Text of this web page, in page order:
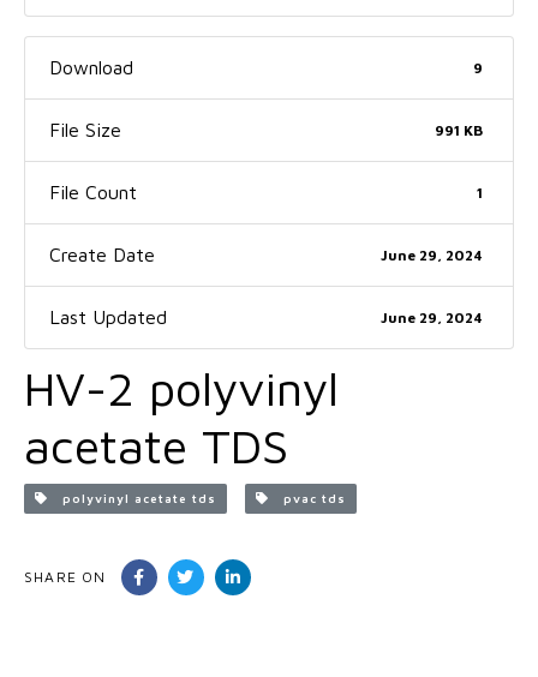
Download 9
File Size 991 KB
File Count 1
Create Date June 29, 2024
Last Updated June 29, 2024
HV-2 polyvinyl
acetate TDS
polyvinyl acetate tds pvac tds
SHARE ON